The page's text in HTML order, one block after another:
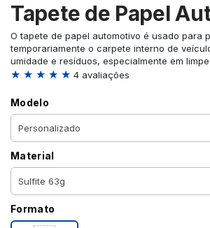
Tapete de Papel
O tapete de papel automotivo é usado para
temporariamente o carpete interno de
umidade e resíduos, especialmente em
★ ★ ★ ★ ★ 4 avaliações
Modelo
Material
Formato